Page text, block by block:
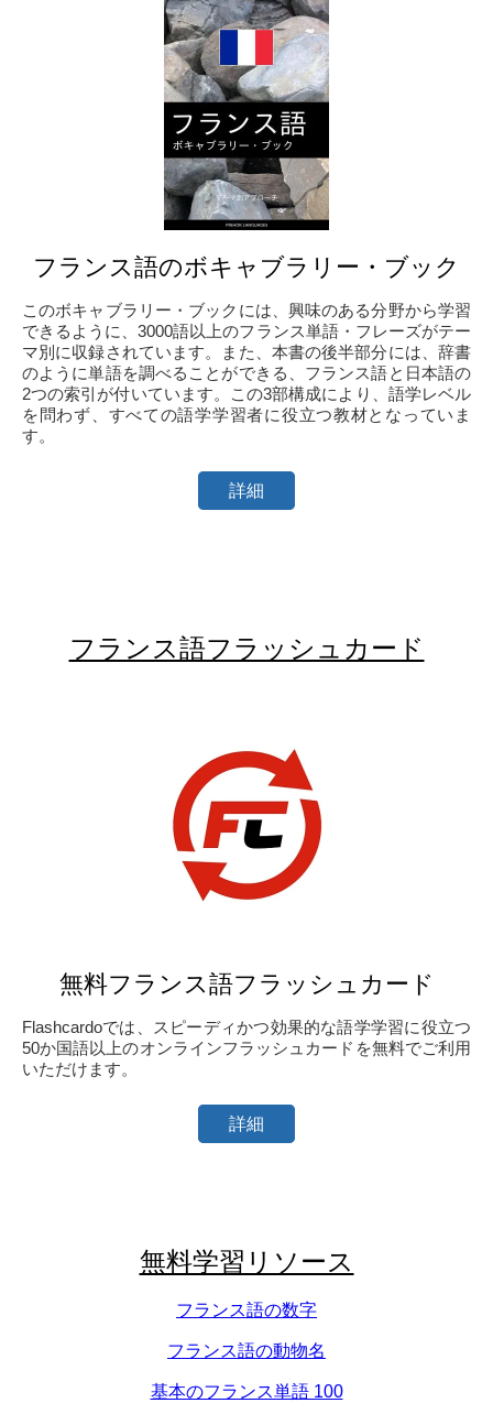
フランス語のボキャブラリー・ブック
このボキャブラリー・ブックには、興味のある分野から学習
できるように、3000語以上のフランス単語・フレーズがテー
マ別に収録されています。また、本書の後半部分には、辞書
のように単語を調べることができる、フランス語と日本語の
2つの索引が付いています。この3部構成により、語学レベル
を問わず、すべての語学学習者に役立つ教材となっていま
す。
詳細
フランス語フラッシュカード
無料フランス語フラッシュカード
Flashcardoでは、スピーディかつ効果的な語学学習に役立つ
50か国語以上のオンラインフラッシュカードを無料でご利用
いただけます。
詳細
無料学習リソース
フランス語の数字
フランス語の動物名
基本のフランス単語 100